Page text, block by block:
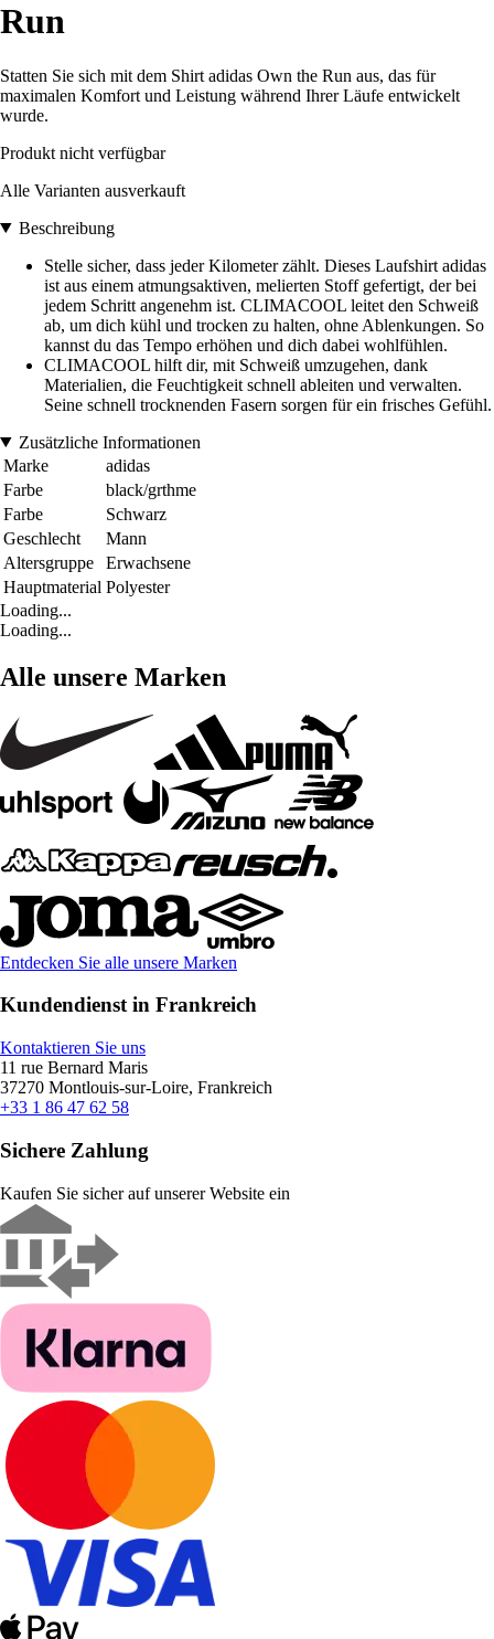
Run
Statten Sie sich mit dem Shirt adidas Own the Run aus, das für
maximalen Komfort und Leistung während Ihrer Läufe entwickelt
wurde.
Produkt nicht verfügbar
Alle Varianten ausverkauft
Beschreibung
Stelle sicher, dass jeder Kilometer zählt. Dieses Laufshirt adidas
ist aus einem atmungsaktiven, melierten Stoff gefertigt, der bei
jedem Schritt angenehm ist. CLIMACOOL leitet den Schweiß
ab, um dich kühl und trocken zu halten, ohne Ablenkungen. So
kannst du das Tempo erhöhen und dich dabei wohlfühlen.
CLIMACOOL hilft dir, mit Schweiß umzugehen, dank
Materialien, die Feuchtigkeit schnell ableiten und verwalten.
Seine schnell trocknenden Fasern sorgen für ein frisches Gefühl.
Zusätzliche Informationen
Marke
adidas
Farbe
black/grthme
Farbe
Schwarz
Geschlecht
Mann
Altersgruppe
Erwachsene
Hauptmaterial Polyester
Loading...
Loading...
Alle unsere Marken
Entdecken Sie alle unsere Marken
Kundendienst in Frankreich
Kontaktieren Sie uns
11 rue Bernard Maris
37270 Montlouis-sur-Loire, Frankreich
+33 1 86 47 62 58
Sichere Zahlung
Kaufen Sie sicher auf unserer Website ein